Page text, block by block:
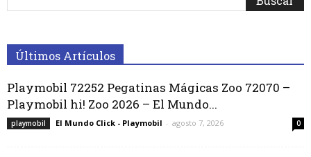
Últimos Artículos
Playmobil 72252 Pegatinas Mágicas Zoo 72070 –
Playmobil hi! Zoo 2026 – El Mundo...
playmobil El Mundo Click - Playmobil - agosto 7, 2026 0